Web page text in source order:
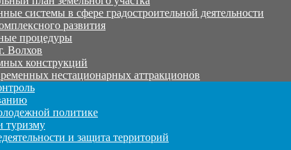
системы в сфере градостроительной деятельности
развития
процедуры
Волхов
конструкций
нестационарных аттракционов
политике
туризму
и защита территорий